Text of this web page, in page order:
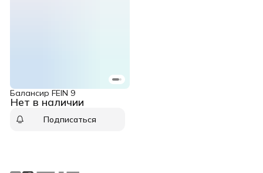
Нет в наличии
Балансир FEIN 9
Подписаться